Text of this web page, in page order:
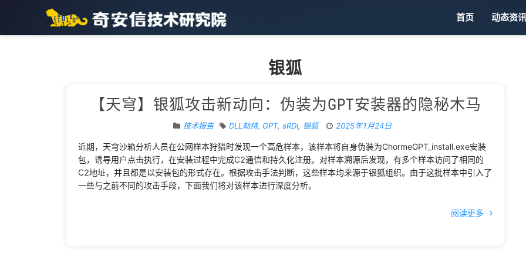
首页 动态资讯
银狐
【天穹】银狐攻击新动向：伪装为GPT安装器的隐秘木马
技术报告 DLL劫持, GPT, sRDI, 银狐 2025年1月24日
近期，天穹沙箱分析人员在公网样本狩猎时发现一个高危样本，该样本将自身伪装为ChormeGPT_install.exe安装
包，诱导用户点击执行，在安装过程中完成C2通信和持久化注册。对样本溯源后发现，有多个样本访问了相同的
C2地址，并且都是以安装包的形式存在。根据攻击手法判断，这些样本均来源于银狐组织。由于这批样本中引入了
一些与之前不同的攻击手段，下面我们将对该样本进行深度分析。
阅读更多